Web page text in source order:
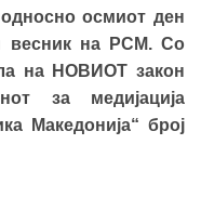
осмиот ден
весник на РСМ. Со
на НОВИОТ закон
за медијација
Македонија“ број